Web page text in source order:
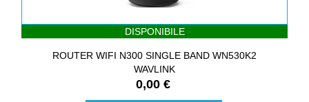
DISPONIBILE
ROUTER WIFI N300 SINGLE BAND WN530K2
WAVLINK
0,00 €